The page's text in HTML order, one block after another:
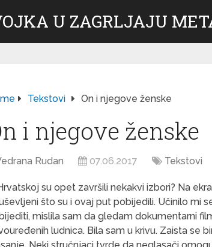
U ZAGRLJAJU
Tekstovi On i njegove ženske
i njegove ženske
Rudan 07.06.2017 Tekstovi
su opet završili nekakvi izbori? Na
što su i ovaj put pobijedili. Učinilo mi
mislila sam da gledam dokumentarni
ludnica. Bila sam u krivu. Zaista se